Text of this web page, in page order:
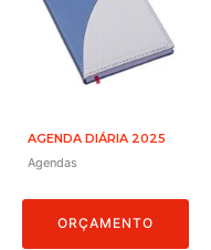
AGENDA DIÁRIA 2025
Agendas
ORÇAMENTO